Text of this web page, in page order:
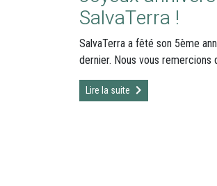
SalvaTerra !
SalvaTerra a fêté son 5ème
dernier. Nous vous remercions
Lire la suite